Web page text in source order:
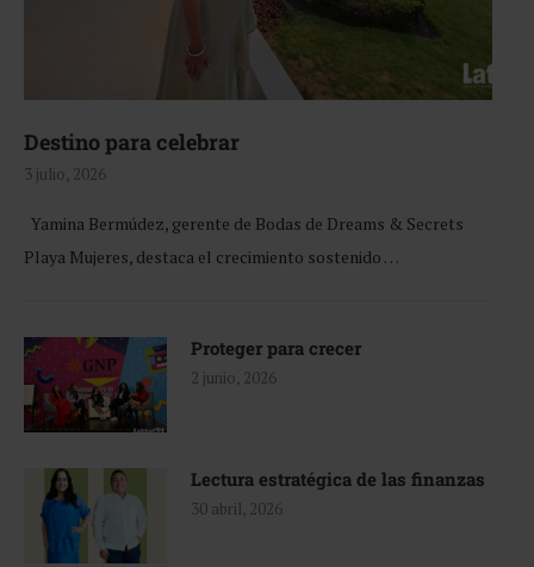
Destino para celebrar
3 julio, 2026
Yamina Bermúdez, gerente de Bodas de Dreams & Secrets
Playa Mujeres, destaca el crecimiento sostenido …
Proteger para crecer
2 junio, 2026
Lectura estratégica de las finanzas
30 abril, 2026